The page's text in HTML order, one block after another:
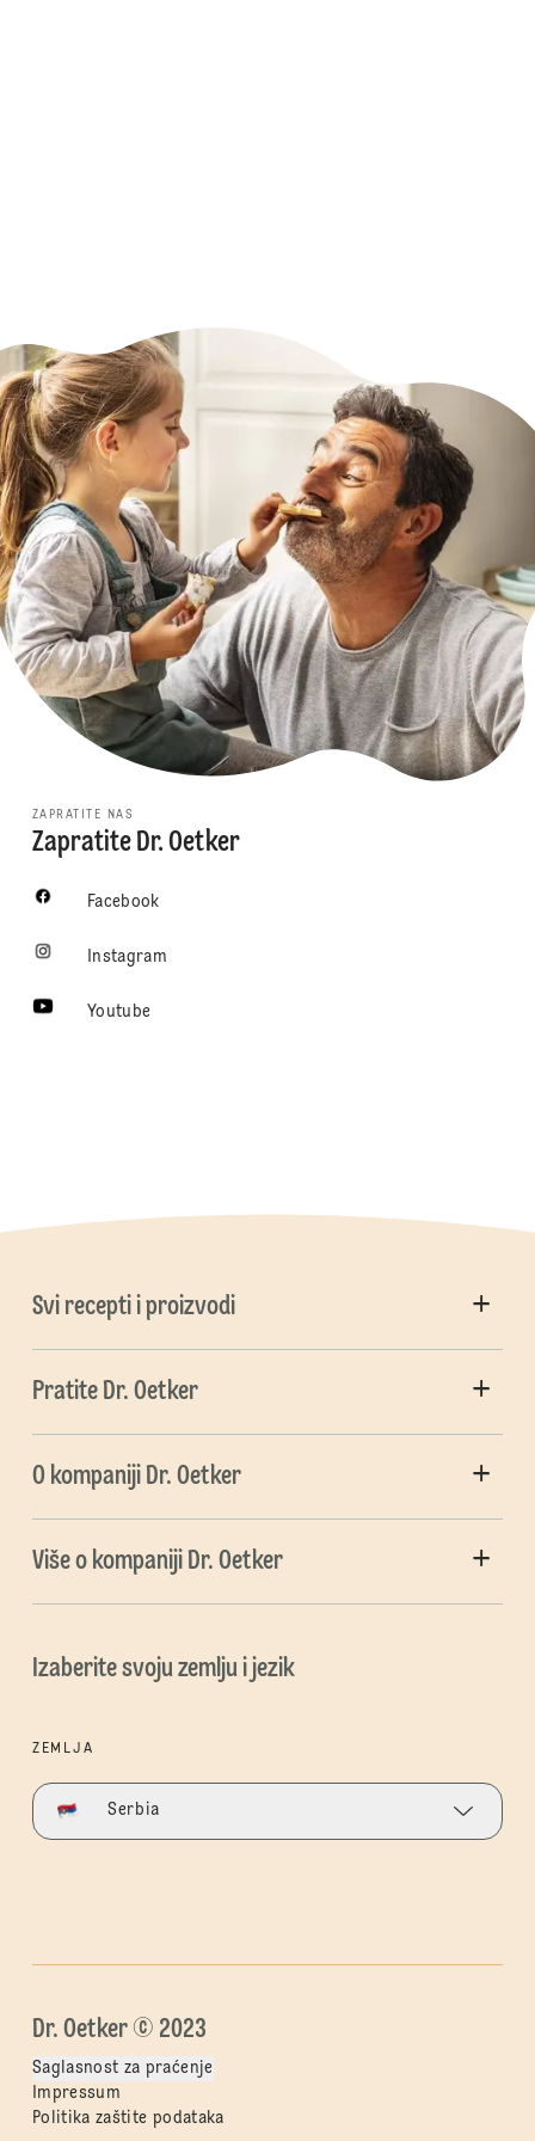
ZAPRATITE NAS
Zapratite Dr. Oetker
Facebook
Instagram
Youtube
Svi recepti i proizvodi
Pratite Dr. Oetker
O kompaniji Dr. Oetker
Više o kompaniji Dr. Oetker
Izaberite svoju zemlju i jezik
ZEMLJA
Serbia
Dr. Oetker © 2023
Saglasnost za praćenje
Impressum
Politika zaštite podataka